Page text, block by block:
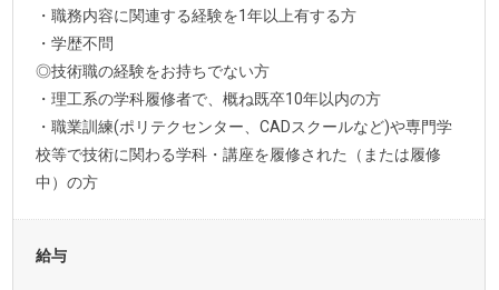
・職務内容に関連する経験を1年以上有する方
・学歴不問
◎技術職の経験をお持ちでない方
・理工系の学科履修者で、概ね既卒10年以内の方
・職業訓練(ポリテクセンター、CADスクールなど)や専門学
校等で技術に関わる学科・講座を履修された（または履修
中）の方
給与